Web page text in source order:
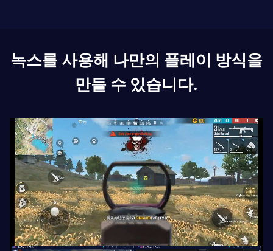
녹스를 사용해 나만의 플레이 방식을
만들 수 있습니다.